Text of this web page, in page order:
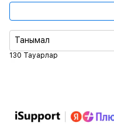
130 Тауарлар
Танымал